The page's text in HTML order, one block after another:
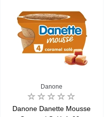
Danone
Danone Danette Mousse